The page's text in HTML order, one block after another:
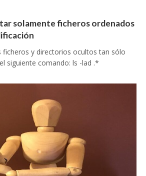
solamente ficheros ordenados
ficheros y directorios ocultos tan sólo
siguiente comando: ls -lad .*